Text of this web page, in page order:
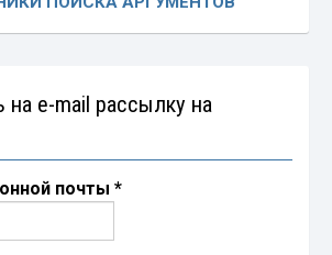
на e-mail рассылку на
почты*